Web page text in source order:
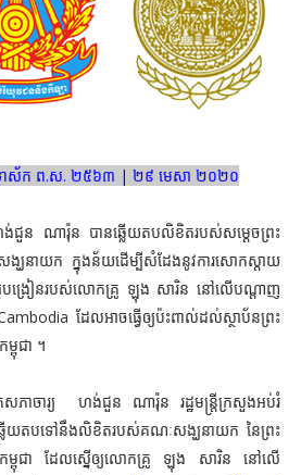
ទោស័ក ព.ស. ២៥៦៣ | ២៩ មេសា ២០២០
ជួន ណារ៉ុន បានឆ្លើយតបលិខិតរបស់សម្ដេចព្រះ
ង្ឃនាយក ក្នុងន័យដើម្បីសំដែងនូវការសោកស្ដាយ
េអូបង្រៀនរបស់លោកគ្រូ ឡុង សារិន នៅលើបណ្ដាញ
ដែលអាចធ្វើឲ្យប៉ះពាល់ដល់ស្ថាប័នព្រះ
ពុជា ។
សភាចារ្យ ហង់ជួន ណារ៉ុន រដ្ឋមន្ត្រីក្រសួងអប់រំ
លើយតបទៅនឹងលិខិតរបស់គណៈសង្ឃនាយក នៃព្រះ
ម្ពុជា ដែលស្នើឲ្យលោកគ្រូ ឡុង សារិន នៅលើ